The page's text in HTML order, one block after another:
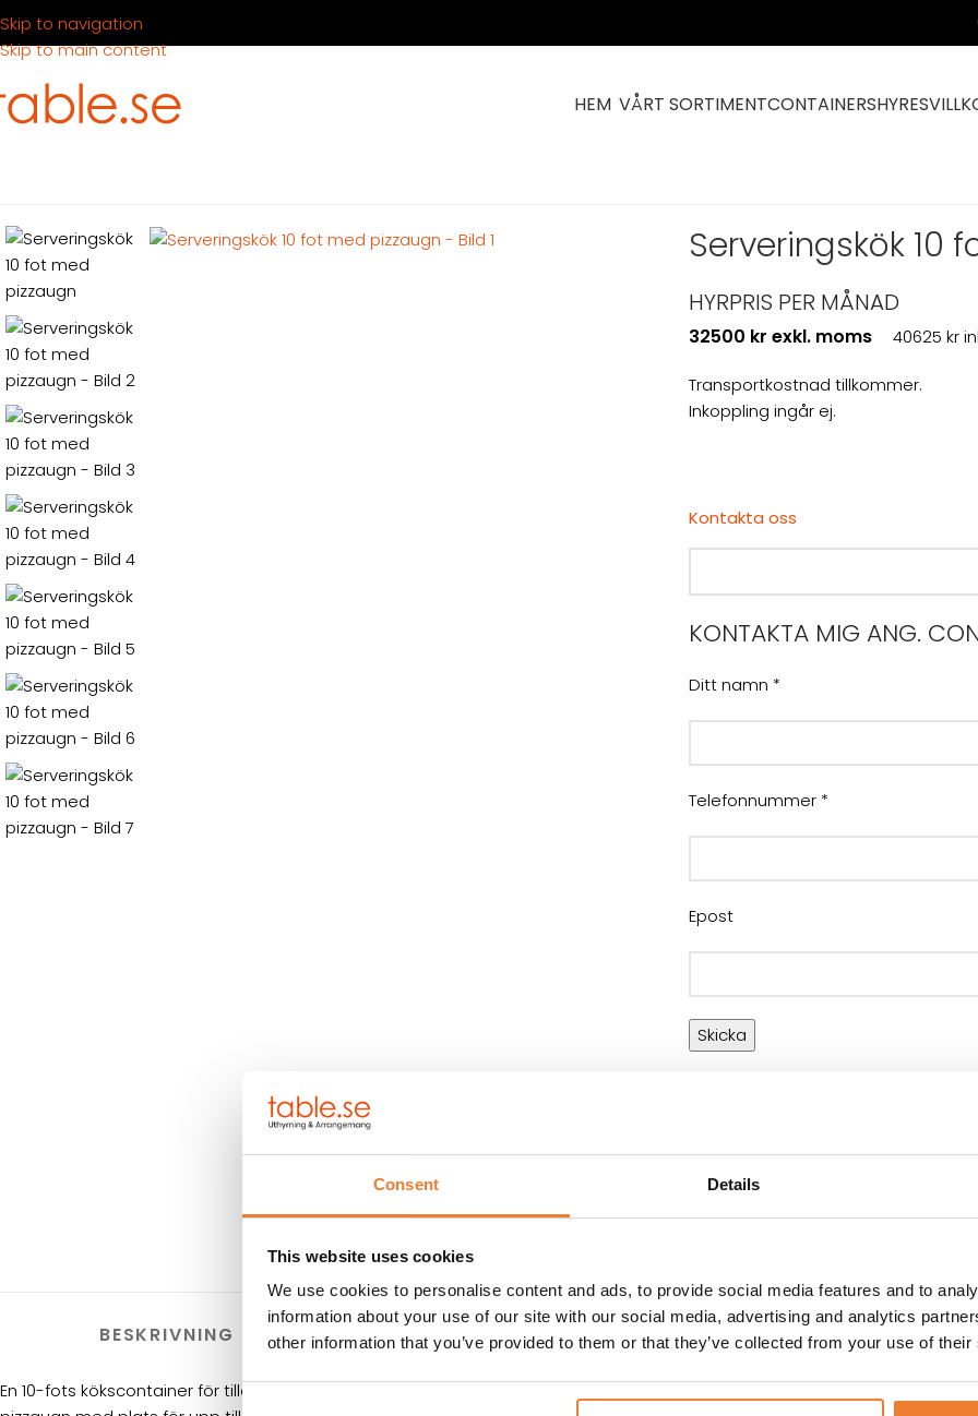
Consent Details
This website uses cookies
We use cookies to personalise content and ads, to provide social media features and to
information about your use of our site with our social media, advertising and analytics
other information that you’ve provided to them or that they’ve collected from your use of
Skip to navigation
Skip to main content
HEM VÅRT SORTIMENTCONTAINERS
Serveringskök 10
HYRPRIS PER MÅNAD
32500 kr exkl. moms 40625 kr
Transportkostnad tillkommer.
Inkoppling ingår ej.
Kontakta oss
KONTAKTA MIG ANG.
Ditt namn *
Telefonnummer *
Epost
Artikelnr:1003-3
BESKRIVNING TEKNISK INFORMATION HYRESVILLKOR
En 10-fots kökscontainer för tillagning av pizza. Containern Innehåller en stor